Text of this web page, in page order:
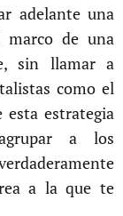
adelante una
de una
sin llamar a
como el
esta estrategia
a los
a la que te